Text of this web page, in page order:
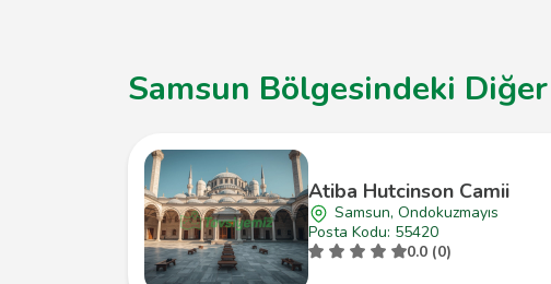
Samsun Bölgesindeki
Atiba Hutcinson Camii
Samsun, Ondokuzmayıs
Posta Kodu: 55420
0.0 (0)